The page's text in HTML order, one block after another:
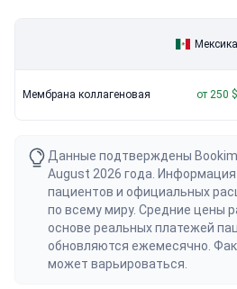
Мексика
Мембрана коллагеновая от 250 $
Данные подтверждены
August 2026 года.
пациентов и официальных
по всему миру. Средние цены
основе реальных платежей
обновляются ежемесячно.
может варьироваться.